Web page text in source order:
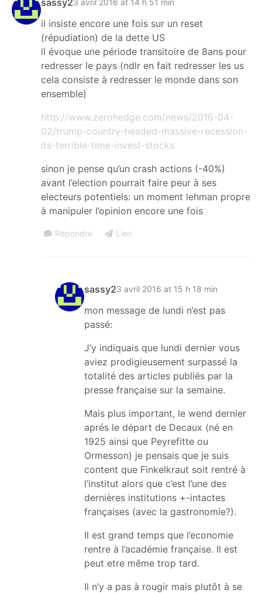
3 avril 2016 at 14 h 51 min
il insiste encore une fois sur un reset
(répudiation) de la dette US
il évoque une période transitoire de 8ans pour
redresser le pays (ndlr en fait redresser les us
cela consiste à redresser le monde dans son
ensemble)
http://www.zerohedge.com/news/2016-04-
02/trump-country-headed-massive-recession-
its-terrible-time-invest-stocks
sinon je pense qu’un crash actions (-40%)
avant l’election pourrait faire peur à ses
electeurs potentiels: un moment lehman propre
à manipuler l’opinion encore une fois
Répondre Lien
sassy23 avril 2016 at 15 h 18 min
mon message de lundi n’est pas
passé:
J’y indiquais que lundi dernier vous
aviez prodigieusement surpassé la
totalité des articles publiés par la
presse française sur la semaine.
Mais plus important, le wend dernier
aprés le départ de Decaux (né en
1925 ainsi que Peyrefitte ou
Ormesson) je pensais que je suis
content que Finkelkraut soit rentré à
l’institut alors que c’est l’une des
dernières institutions +-intactes
françaises (avec la gastronomie?).
Il est grand temps que l’economie
rentre à l’académie française. Il est
peut etre même trop tard.
Il n’y a pas à rougir mais plutôt à se